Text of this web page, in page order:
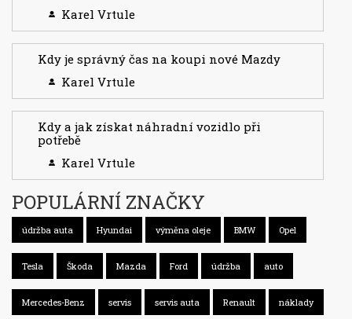
Karel Vrtule
Kdy je správný čas na koupi nové Mazdy
Karel Vrtule
Kdy a jak získat náhradní vozidlo při
potřebě
Karel Vrtule
POPULÁRNÍ ZNAČKY
údržba auta Hyundai výměna oleje BMW Opel
Tesla Škoda Mazda Ford údržba auto
Mercedes-Benz servis servis auta Renault náklady